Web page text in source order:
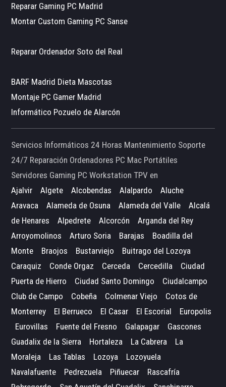
Reparar Gaming PC Madrid
Montar Custom Gaming PC Sanse
Reparar Ordenador Soto del Real
BARF Madrid Dieta Mascotas
Montaje PC Gamer Madrid
Informático Pozuelo de Alarcón
Servicios Informáticos 24 Horas Mantenimiento Soporte
24/7 Reparación Ordenadores PC Mac Portátiles
Servidores Gaming PC Workstation TPV en
Ajalvir
Algete Alcobendas Alalpardo
Aluche
Aravaca
Alameda de Osuna Alameda del Valle
Alcalá
de Henares
Alpedrete Alcorcón
Arganda del Rey
Arroyomolinos
Arturo Soria Barajas
Boadilla del
Monte
Braojos Bustarviejo
Buitrago del Lozoya
Caraquiz
Conde Orgaz Cerceda Cercedilla
Ciudad
Puerta de Hierro
Ciudad Santo Domingo
Ciudalcampo
Club de Campo
Cobeña Colmenar Viejo
Cotos de
Monterrey
El Berrueco El Casar El Escorial
Europolis
Eurovillas
Fuente del Fresno Galapagar
Gascones
Guadalix de la Sierra
Hortaleza La Cabrera
La
Moraleja
Las Tablas Lozoya
Lozoyuela
Navalafuente
Pedrezuela Piñuecar
Rascafría